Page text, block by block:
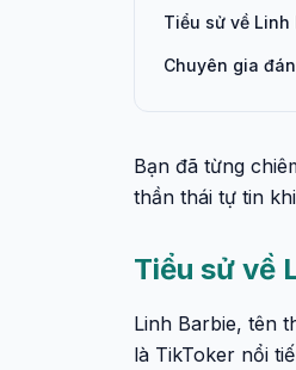
Tiểu sử về Linh
Chuyên gia
Bạn đã từng
thần thái tự tin
Tiểu sử về
Linh Barbie, tên
là TikToker nổi